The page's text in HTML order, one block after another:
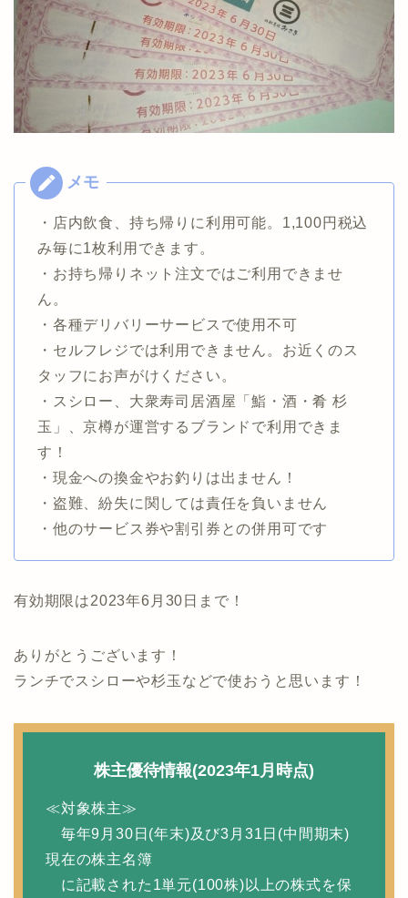
・店内飲食、持ち帰りに利用可能。1,100円税込
み毎に1枚利用できます。
・お持ち帰りネット注文ではご利用できませ
ん。
・各種デリバリーサービスで使用不可
・セルフレジでは利用できません。お近くのス
タッフにお声がけください。
・スシロー、大衆寿司居酒屋「鮨・酒・肴 杉
玉」、京樽が運営するブランドで利用できま
す！
・現金への換金やお釣りは出ません！
・盗難、紛失に関しては責任を負いません
・他のサービス券や割引券との併用可です
有効期限は2023年6月30日まで！
ありがとうございます！
ランチでスシローや杉玉などで使おうと思います！
株主優待情報(2023年1月時点)
≪対象株主≫
毎年9月30日(年末)及び3月31日(中間期末)
現在の株主名簿
に記載された1単元(100株)以上の株式を保